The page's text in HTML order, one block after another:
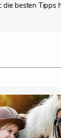
die besten Tipps